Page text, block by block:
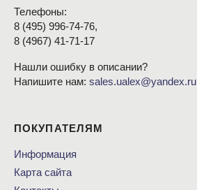
Телефоны:
8 (495) 996-74-76,
8 (4967) 41-71-17
Нашли ошибку в описании?
Напишите нам: sales.ualex@yandex.ru
ПОКУПАТЕЛЯМ
Информация
Карта сайта